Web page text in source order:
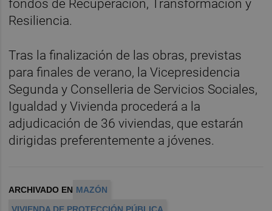
fondos de Recuperación, Transformación y
Resiliencia.
Tras la finalización de las obras, previstas
para finales de verano, la Vicepresidencia
Segunda y Conselleria de Servicios Sociales,
Igualdad y Vivienda procederá a la
adjudicación de 36 viviendas, que estarán
dirigidas preferentemente a jóvenes.
ARCHIVADO EN MAZÓN
VIVIENDA DE PROTECCIÓN PÚBLICA